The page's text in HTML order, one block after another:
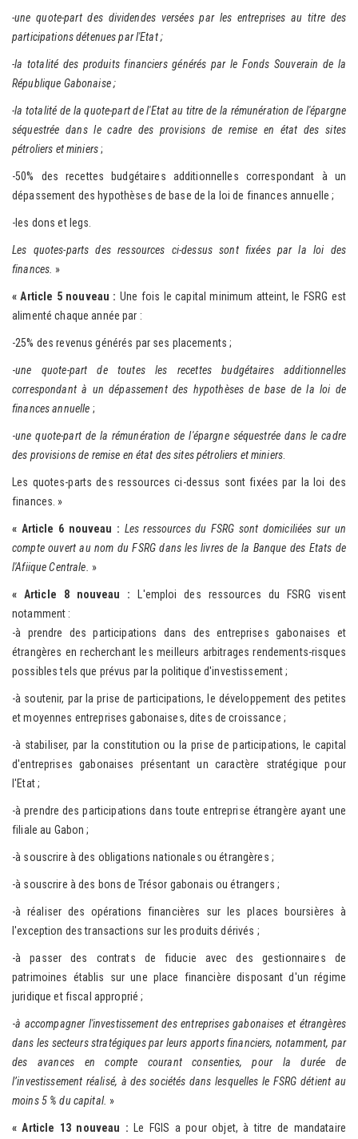
-une quote-part des dividendes versées par les entreprises au titre des
participations détenues par l'Etat ;
-la totalité des produits financiers générés par le Fonds Souverain de la
République Gabonaise ;
-la totalité de la quote-part de l'Etat au titre de la rémunération de l'épargne
séquestrée dans le cadre des provisions de remise en état des sites
pétroliers et miniers;
-50% des recettes budgétaires additionnelles correspondant à un
dépassement des hypothèses de base de la loi de finances annuelle ;
-les dons et legs.
Les quotes-parts des ressources ci-dessus sont fixées par la loi des
finances. »
« Article 5 nouveau : Une fois le capital minimum atteint, le FSRG est
alimenté chaque année par :
-25% des revenus générés par ses placements ;
-une quote-part de toutes les recettes budgétaires additionnelles
correspondant à un dépassement des hypothèses de base de la loi de
finances annuelle ;
-une quote-part de la rémunération de l'épargne séquestrée dans le cadre
des provisions de remise en état des sites pétroliers et miniers.
Les quotes-parts des ressources ci-dessus sont fixées par la loi des
finances. »
« Article 6 nouveau : Les ressources du FSRG sont domiciliées sur un
compte ouvert au nom du FSRG dans les livres de la Banque des Etats de
l'Afiique Centrale. »
« Article 8 nouveau : L'emploi des ressources du FSRG visent
notamment :
-à prendre des participations dans des entreprises gabonaises et
étrangères en recherchant les meilleurs arbitrages rendements-risques
possibles tels que prévus par la politique d'investissement ;
-à soutenir, par la prise de participations, le développement des petites
et moyennes entreprises gabonaises, dites de croissance ;
-à stabiliser, par la constitution ou la prise de participations, le capital
d'entreprises gabonaises présentant un caractère stratégique pour
l'Etat ;
-à prendre des participations dans toute entreprise étrangère ayant une
filiale au Gabon ;
-à souscrire à des obligations nationales ou étrangères ;
-à souscrire à des bons de Trésor gabonais ou étrangers ;
-à réaliser des opérations financières sur les places boursières à
l'exception des transactions sur les produits dérivés ;
-à passer des contrats de fiducie avec des gestionnaires de
patrimoines établis sur une place financière disposant d'un régime
juridique et fiscal approprié ;
-à accompagner l'investissement des entreprises gabonaises et étrangères
dans les secteurs stratégiques par leurs apports financiers, notamment, par
des avances en compte courant consenties, pour la durée de
l’investissement réalisé, à des sociétés dans lesquelles le FSRG détient au
moins 5 % du capital. »
« Article 13 nouveau : Le FGIS a pour objet, à titre de mandataire